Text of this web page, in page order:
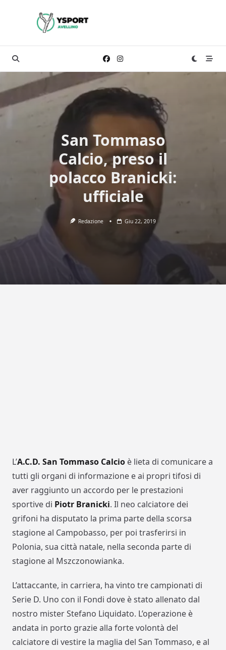
San Tommaso
Calcio, preso il
polacco Branicki:
ufficiale
Redazione Giu 22, 2019
L’A.C.D. San Tommaso Calcio è lieta di comunicare a
tutti gli organi di informazione e ai propri tifosi di
aver raggiunto un accordo per le prestazioni
sportive di Piotr Branicki. Il neo calciatore dei
grifoni ha disputato la prima parte della scorsa
stagione al Campobasso, per poi trasferirsi in
Polonia, sua città natale, nella seconda parte di
stagione al Mszczonowianka.
L’attaccante, in carriera, ha vinto tre campionati di
Serie D. Uno con il Fondi dove è stato allenato dal
nostro mister Stefano Liquidato. L’operazione è
andata in porto grazie alla forte volontà del
calciatore di vestire la maglia del San Tommaso, e al